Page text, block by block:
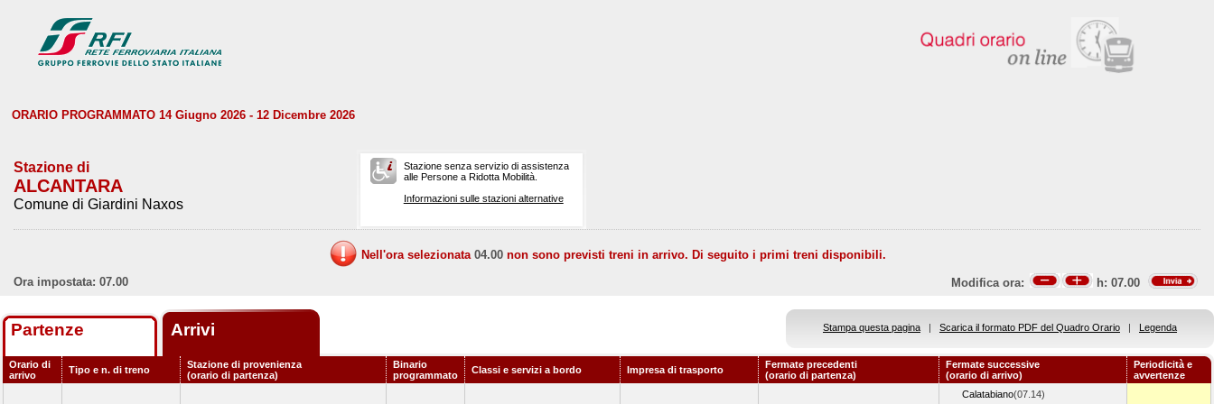
ORARIO PROGRAMMATO 14 Giugno 2026 - 12 Dicembre 2026
Stazione di
ALCANTARA
Comune di Giardini Naxos
Stazione senza servizio di assistenza
alle Persone a Ridotta Mobilità.
Informazioni sulle stazioni alternative
Nell'ora selezionata 04.00 non sono previsti treni in arrivo. Di seguito i primi treni disponibili.
Ora impostata: 07.00
Modifica ora: h: 07.00
Partenze Arrivi Stampa questa pagina | Scarica il formato PDF del Quadro Orario | Legenda
Orario di
arrivo
Tipo e n. di treno
Stazione di provenienza
(orario di partenza)
Binario
programmato
Classi e servizi a bordo Impresa di trasporto
Fermate precedenti
(orario di partenza)
Fermate successive
(orario di arrivo)
Periodicità e
avvertenze
Calatabiano(07.14)